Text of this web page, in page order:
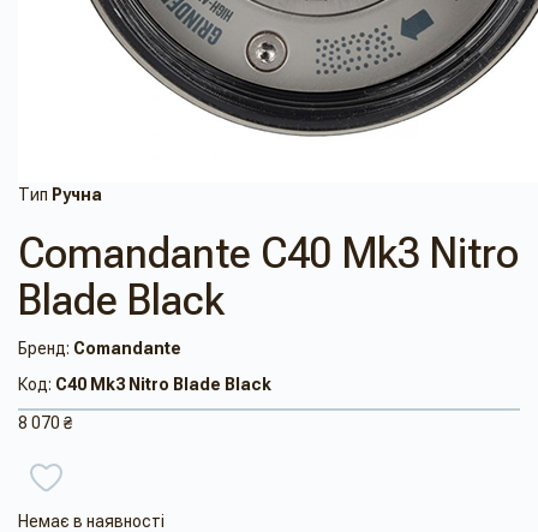
Тип Ручна
Comandante C40 Mk3 Nitro
Blade Black
Бренд: Comandante
Код: C40 Mk3 Nitro Blade Black
8 070 ₴
Немає в наявності